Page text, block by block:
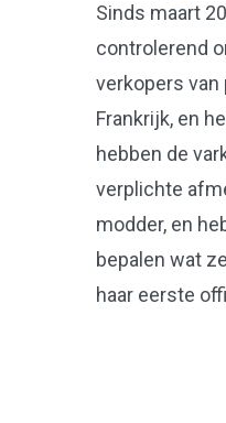
Sinds maart
controlerend
verkopers van
Frankrijk, en
hebben de
verplichte
modder, en
bepalen wat
haar eerste